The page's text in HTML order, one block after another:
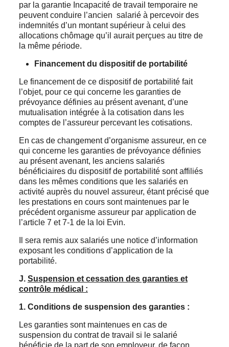
par la garantie Incapacité de travail temporaire ne
peuvent conduire l’ancien salarié à percevoir des
indemnités d’un montant supérieur à celui des
allocations chômage qu’il aurait perçues au titre de
la même période.
Financement du dispositif de portabilité
Le financement de ce dispositif de portabilité fait
l’objet, pour ce qui concerne les garanties de
prévoyance définies au présent avenant, d’une
mutualisation intégrée à la cotisation dans les
comptes de l’assureur percevant les cotisations.
En cas de changement d’organisme assureur, en ce
qui concerne les garanties de prévoyance définies
au présent avenant, les anciens salariés
bénéficiaires du dispositif de portabilité sont affiliés
dans les mêmes conditions que les salariés en
activité auprès du nouvel assureur, étant précisé que
les prestations en cours sont maintenues par le
précédent organisme assureur par application de
l’article 7 et 7-1 de la loi Evin.
Il sera remis aux salariés une notice d’information
exposant les conditions d’application de la
portabilité.
J. Suspension et cessation des garanties et
contrôle médical :
1.Conditions de suspension des garanties :
Les garanties sont maintenues en cas de
suspension du contrat de travail si le salarié